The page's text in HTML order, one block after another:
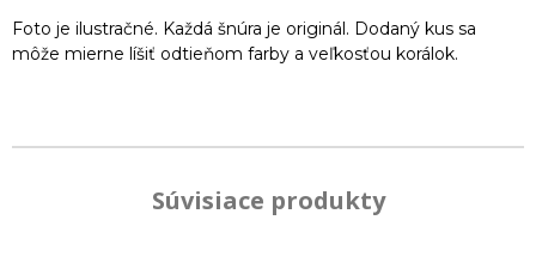
Foto je ilustračné. Každá šnúra je originál. Dodaný kus sa
môže mierne líšiť odtieňom farby a veľkosťou korálok.
Súvisiace produkty